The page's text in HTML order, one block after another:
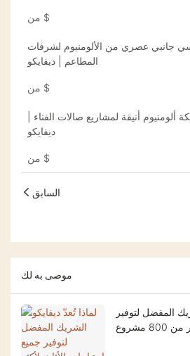
$
جانبي عصري من الألومنيوم لشرفات
المطاعم | ديفايكو
$
ألومنيوم أنيقة لمشاريع صالات الفناء |
ديفايكو
$
السابق
موصى به لك
المفضل لتوفير
جميع احتياجات الأثاث لأكثر من 800 مشروع